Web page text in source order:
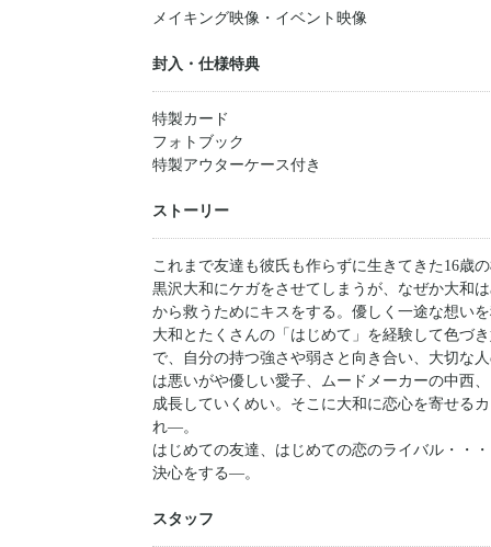
メイキング映像・イベント映像
封入・仕様特典
特製カード
フォトブック
特製アウターケース付き
ストーリー
これまで友達も彼氏も作らずに生きてきた16歳
黒沢大和にケガをさせてしまうが、なぜか大和
から救うためにキスをする。優しく一途な想い
大和とたくさんの「はじめて」を経験して色づ
で、自分の持つ強さや弱さと向き合い、大切な
は悪いがや優しい愛子、ムードメーカーの中西
成長していくめい。そこに大和に恋心を寄せる
れ―。
はじめての友達、はじめての恋のライバル・・
決心をする―。
スタッフ